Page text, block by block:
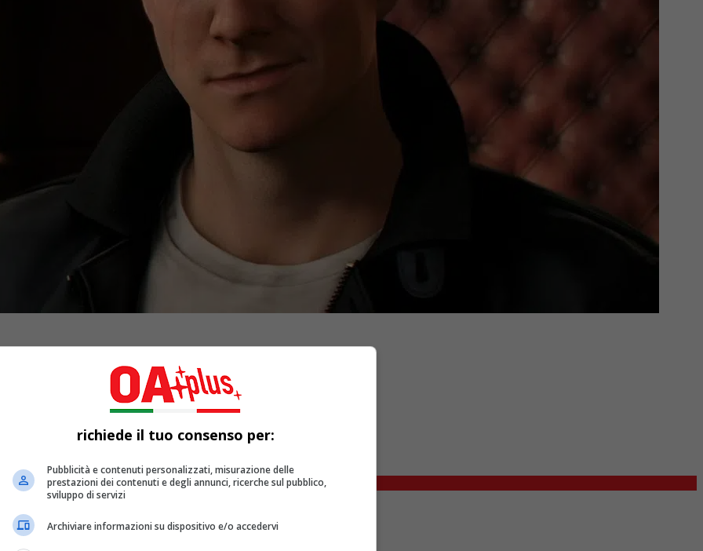
richiede il tuo consenso per:
Pubblicità e contenuti personalizzati, misurazione delle
prestazioni dei contenuti e degli annunci, ricerche sul pubblico,
sviluppo di servizi
Archiviare informazioni su dispositivo e/o accedervi